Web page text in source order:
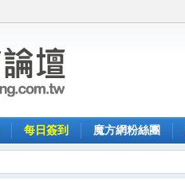
每日簽到 魔方網粉絲團